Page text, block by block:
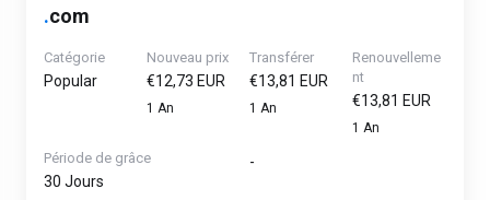
.com
Catégorie
Popular
Nouveau prix
€12,73 EUR
1 An
Transférer
€13,81 EUR
1 An
Renouvelleme
nt
€13,81 EUR
1 An
Période de grâce
30 Jours
-